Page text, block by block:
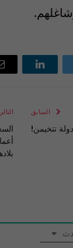
لينكدإن
السابق
تتخيمن!